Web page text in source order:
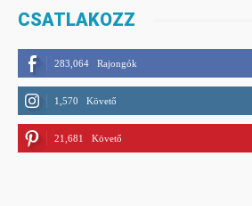
CSATLAKOZZ
283,064 Rajongók
1,570 Követő
21,681 Követő